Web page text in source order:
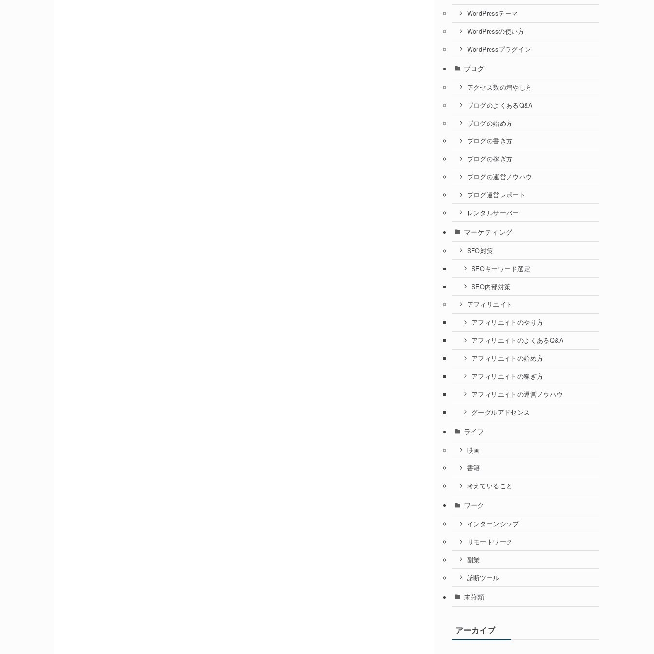
WordPressテーマ
WordPressの使い方
WordPressプラグイン
ブログ
アクセス数の増やし方
ブログのよくあるQ&A
ブログの始め方
ブログの書き方
ブログの稼ぎ方
ブログの運営ノウハウ
ブログ運営レポート
レンタルサーバー
マーケティング
SEO対策
SEOキーワード選定
SEO内部対策
アフィリエイト
アフィリエイトのやり方
アフィリエイトのよくあるQ&A
アフィリエイトの始め方
アフィリエイトの稼ぎ方
アフィリエイトの運営ノウハウ
グーグルアドセンス
ライフ
映画
書籍
考えていること
ワーク
インターンシップ
リモートワーク
副業
診断ツール
未分類
アーカイブ